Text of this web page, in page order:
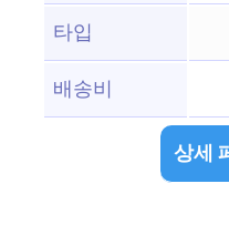
타입
배송비
상세